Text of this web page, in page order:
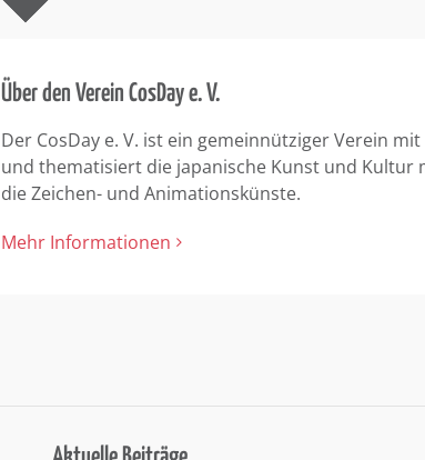
Über den Verein CosDay e. V.
Der CosDay e. V. ist ein gemeinnütziger Verein
und thematisiert die japanische Kunst und Kultur
die Zeichen- und Animationskünste.
Mehr Informationen